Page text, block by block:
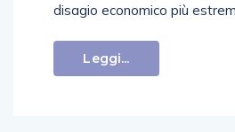
disagio economico più
Leggi...